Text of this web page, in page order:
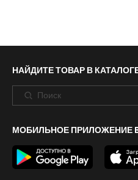
НАЙДИТЕ ТОВАР В
МОБИЛЬНОЕ ПРИЛОЖЕНИЕ